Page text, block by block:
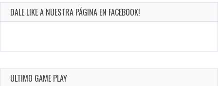
DALE LIKE A NUESTRA PÁGINA EN FACEBOOK!
ULTIMO GAME PLAY